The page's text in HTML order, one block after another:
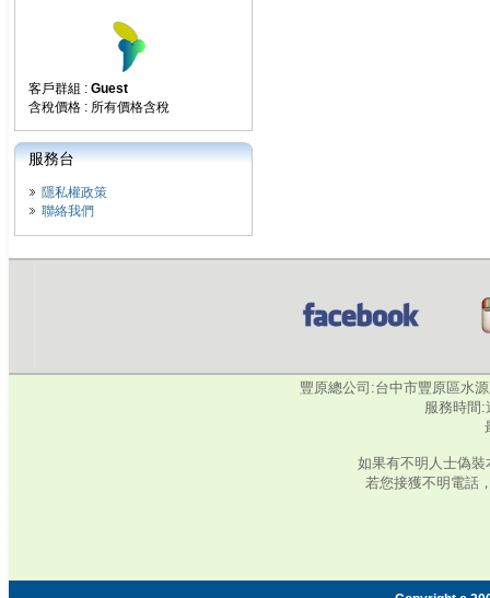
客戶群組 : Guest
含稅價格 : 所有價格含稅
服務台
隱私權政策
聯絡我們
豐原總公司:台中市豐原區水
服務時間:
如果有不明人士偽
若您接獲不明電話